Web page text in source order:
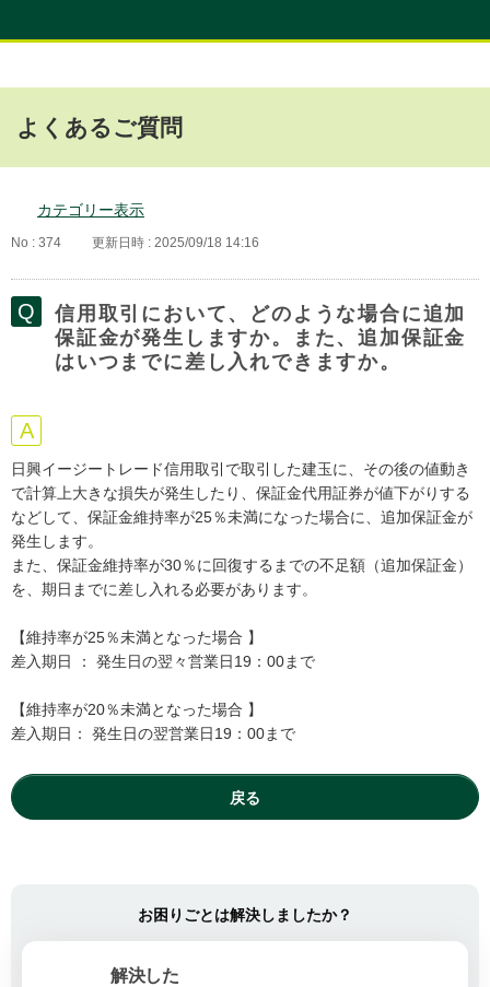
よくあるご質問
カテゴリー表示
No : 374 更新日時 : 2025/09/18 14:16
信用取引において、どのような場合に追加
保証金が発生しますか。また、追加保証金
はいつまでに差し入れできますか。
日興イージートレード信用取引で取引した建玉に、その後の値動き
で計算上大きな損失が発生したり、保証金代用証券が値下がりする
などして、保証金維持率が25％未満になった場合に、追加保証金が
発生します。
また、保証金維持率が30％に回復するまでの不足額（追加保証金）
を、期日までに差し入れる必要があります。
【維持率が25％未満となった場合 】
差入期日 ： 発生日の翌々営業日19：00まで
【維持率が20％未満となった場合 】
差入期日： 発生日の翌営業日19：00まで
戻る
お困りごとは解決しましたか？
解決した